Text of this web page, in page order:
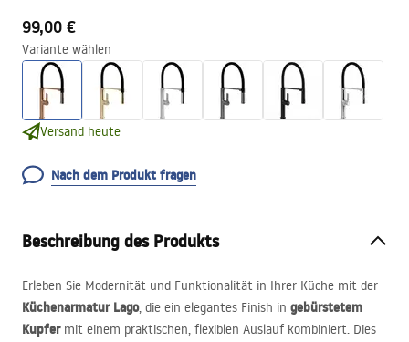
99,00 €
Variante wählen
Versand heute
Nach dem Produkt fragen
Beschreibung des Produkts
Erleben Sie Modernität und Funktionalität in Ihrer Küche mit der
Küchenarmatur Lago, die ein elegantes Finish in gebürstetem
Kupfermit einem praktischen, flexiblen Auslauf kombiniert. Dies